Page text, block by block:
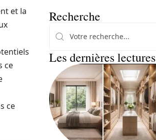
et la
ce
ce
Recherche
Les dernières lectures